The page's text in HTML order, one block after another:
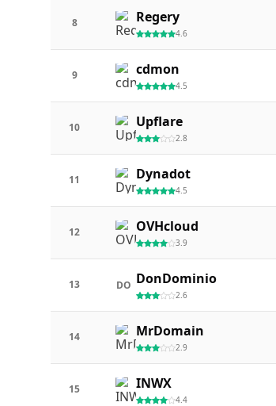
8 Regery
4.6
9 cdmon
4.5
10 Upflare
2.8
11 Dynadot
4.5
12 OVHcloud
3.9
13 DO DonDominio
2.6
14 MrDomain
2.9
15 INWX
4.4